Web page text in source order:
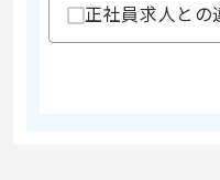
正社員求人との